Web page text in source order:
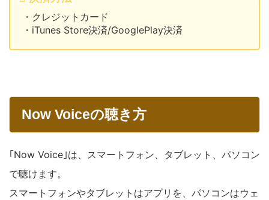
・クレジットカード
・iTunes Store決済/GooglePlay決済
Now Voiceの聴き方
｢Now Voice｣は、スマートフォン、タブレット、パソコン
で聴けます。
スマートフォンやタブレットはアプリを、パソコンはウェ